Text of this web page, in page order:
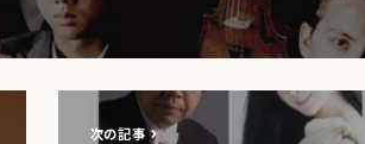
次の記事